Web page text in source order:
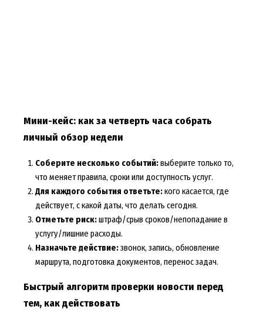
Мини-кейс: как за четверть часа собрать
личный обзор недели
Соберите несколько событий:выберите только то,
что меняет правила, сроки или доступность услуг.
Для каждого события ответьте:кого касается, где
действует, с какой даты, что делать сегодня.
Отметьте риск:штраф/срыв сроков/непопадание в
услугу/лишние расходы.
Назначьте действие:звонок, запись, обновление
маршрута, подготовка документов, перенос задач.
Быстрый алгоритм проверки новости перед
тем, как действовать